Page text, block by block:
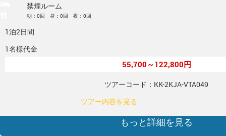
禁煙ルーム
朝：0回 昼：0回 夜：0回
1泊2日間
1名様代金
55,700～122,800円
ツアーコード：KK-2KJA-VTA049
ツアー内容を見る
もっと詳細を見る